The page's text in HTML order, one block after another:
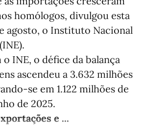
homólogos, divulgou esta
agosto, o Instituto Nacional
INE, o défice da balança
ascendeu a 3.632 milhões
se em 1.122 milhões de
de 2025.
e ...